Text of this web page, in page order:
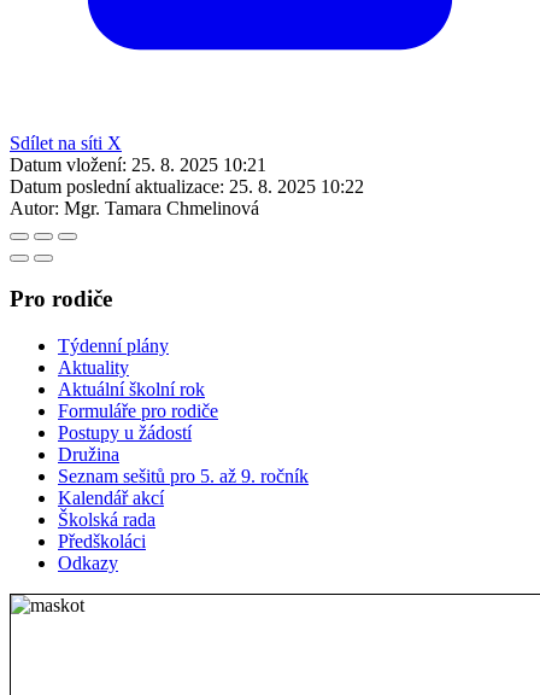
Sdílet na síti X
Datum vložení: 25. 8. 2025 10:21
Datum poslední aktualizace: 25. 8. 2025 10:22
Autor: Mgr. Tamara Chmelinová
Pro rodiče
Týdenní plány
Aktuality
Aktuální školní rok
Formuláře pro rodiče
Postupy u žádostí
Družina
Seznam sešitů pro 5. až 9. ročník
Kalendář akcí
Školská rada
Předškoláci
Odkazy